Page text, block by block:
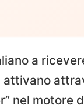
a
attivano
nel